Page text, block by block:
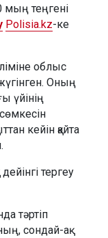
теңгені
Polisia.kz-ке
облыс
Оның
үйінің
кейін қайта
тергеу
тәртіп
сондай-ақ